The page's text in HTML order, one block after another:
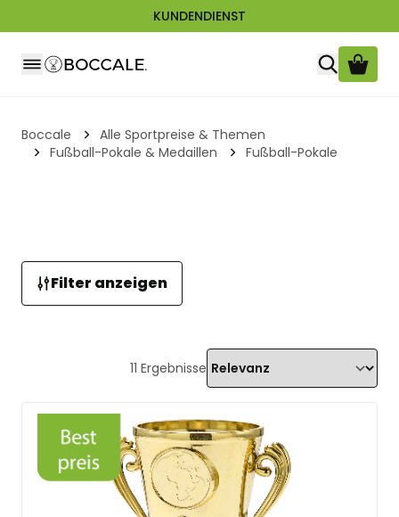
KUNDENDIENST
Boccale
Alle Sportpreise & Themen
Fußball-Pokale & Medaillen
Fußball-Pokale
Filter anzeigen
11 Ergebnisse